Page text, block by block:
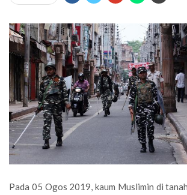
Pada 05 Ogos 2019, kaum Muslimin di